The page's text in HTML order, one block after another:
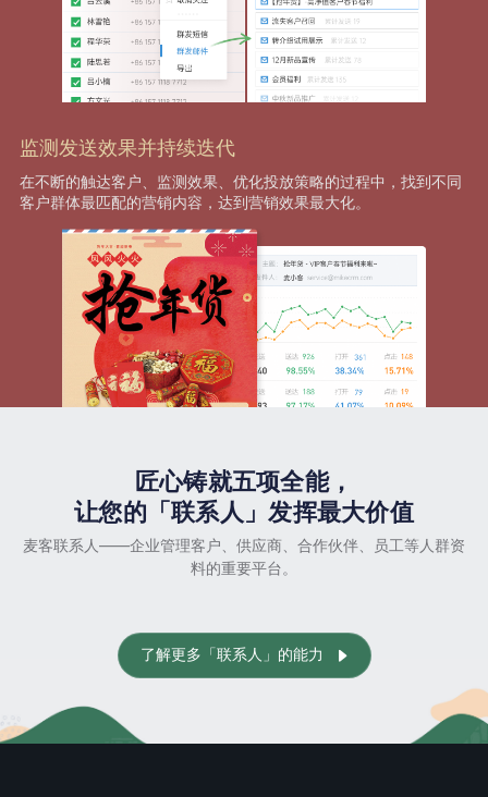
监测发送效果并持续迭代
在不断的触达客户、监测效果、优化投放策略的过程中，找到不同
客户群体最匹配的营销内容，达到营销效果最大化。
匠心铸就五项全能，
让您的「联系人」发挥最大价值
麦客联系人——企业管理客户、供应商、合作伙伴、员工等人群资
料的重要平台。
了解更多「联系人」的能力 